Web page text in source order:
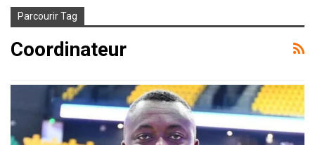
Parcourir Tag
Coordinateur